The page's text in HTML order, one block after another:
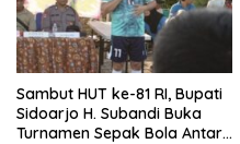
Sambut HUT ke-81 RI, Bupati
Sidoarjo H. Subandi Buka
Turnamen Sepak Bola Antar